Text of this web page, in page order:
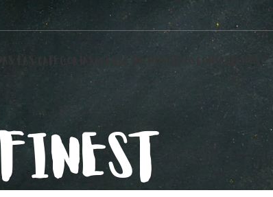
CONTÁCTENOS
FINEST